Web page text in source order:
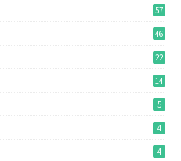
57
46
22
14
5
4
4